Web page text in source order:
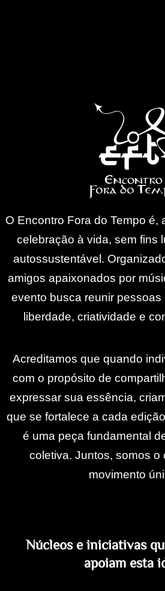
O Encontro Fora do Tempo é,
celebração à vida, sem fins
autossustentável.
amigos apaixonados por
evento busca reunir
liberdade, criatividade e
Acreditamos que quando
com o propósito de
expressar sua essência,
que se fortalece a cada
é uma peça fundamental
coletiva. Juntos, somos o
movimento
Núcleos e iniciativas
apoiam esta